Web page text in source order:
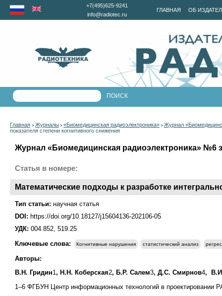
ГЛАВНАЯ ОБ
+7(495)625-9241
info@radiotec.ru
Главная > Журналы > «Биомедицинская радиоэлектроника» > Журнал
показателя степени когнитивного снижения
Журнал «Биомедицинская радиоэлектроника» №6
Статья в номере:
Математические подходы к разработке
Тип статьи: научная статья
DOI: https://doi.org/10.18127/j15604136-202106-05
УДК: 004.852, 519.25
Ключевые слова:
Когнитивные нарушения статистический анализ
Авторы:
В.Н. Гридин1, Н.Н. Коберская2, Б.Р. Салем3, Д.С. Смирнов4,
1–6 ФГБУН Центр информационных технологий в проектировании